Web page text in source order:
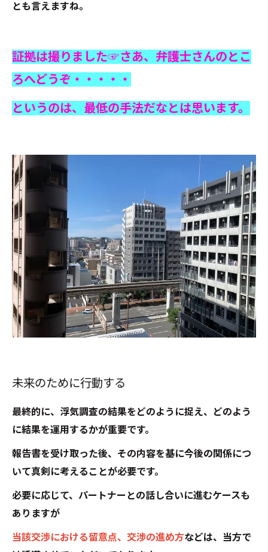
とも言えますね。
証拠は撮りました☞さあ、弁護士さんのとこ
ろへどうぞ・・・・・
というのは、最低の手法だなとは思います。
未来のために行動する
最終的に、浮気調査の結果をどのように捉え、どのよう
に結果を運用するかが重要です。
報告書を受け取った後、その内容を基に今後の関係につ
いて真剣に考えることが必要です。
必要に応じて、パートナーとの話し合いに進むケースも
ありますが
当該交渉における留意点、交渉の進め方などは、当方で